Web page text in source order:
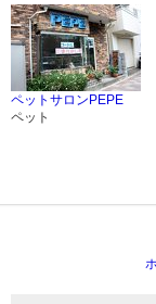
ペットサロンPEPE
ペット